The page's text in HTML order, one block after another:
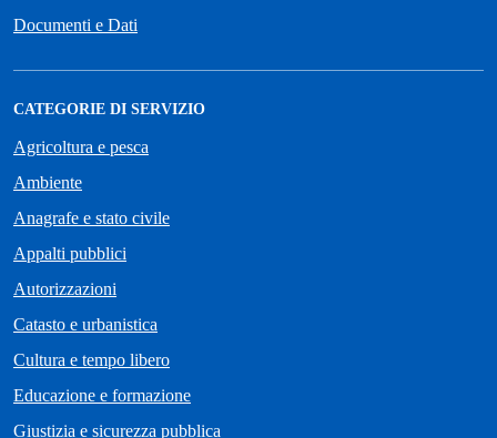
Documenti e Dati
CATEGORIE DI SERVIZIO
Agricoltura e pesca
Ambiente
Anagrafe e stato civile
Appalti pubblici
Autorizzazioni
Catasto e urbanistica
Cultura e tempo libero
Educazione e formazione
Giustizia e sicurezza pubblica